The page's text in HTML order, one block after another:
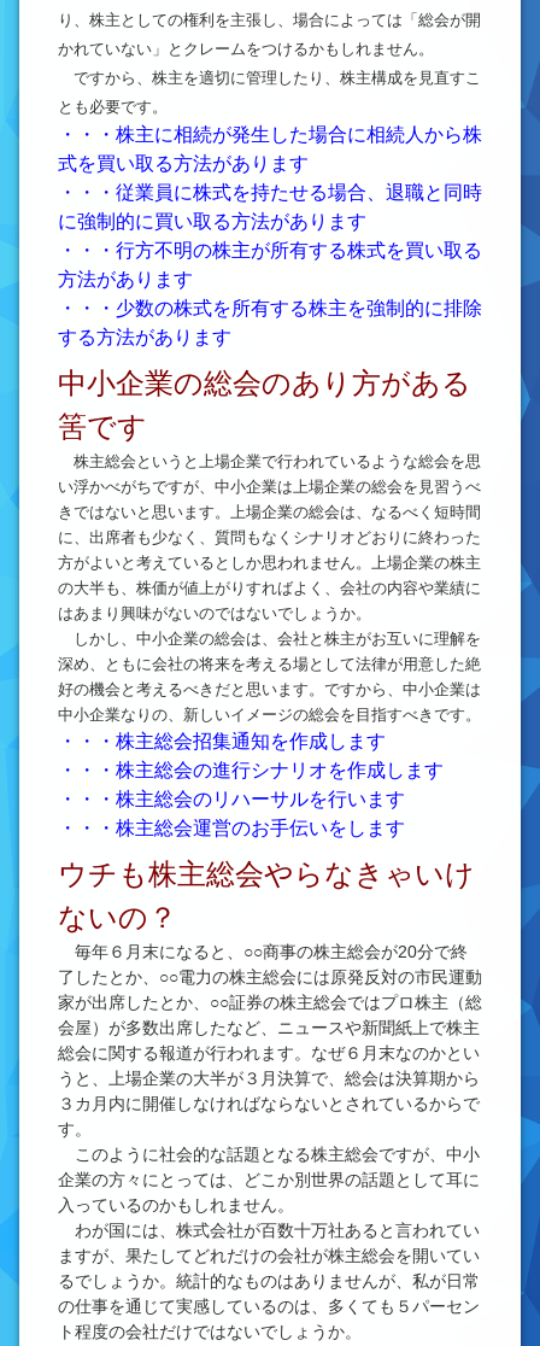
り、株主としての権利を主張し、場合によっては「総会が開
かれていない」とクレームをつけるかもしれません。
ですから、株主を適切に管理したり、株主構成を見直すこ
とも必要です。
・・・株主に相続が発生した場合に相続人から株
式を買い取る方法があります
・・・従業員に株式を持たせる場合、退職と同時
に強制的に買い取る方法があります
・・・行方不明の株主が所有する株式を買い取る
方法があります
・・・少数の株式を所有する株主を強制的に排除
する方法があります
中小企業の総会のあり方がある
筈です
株主総会というと上場企業で行われているような総会を思
い浮かべがちですが、中小企業は上場企業の総会を見習うべ
きではないと思います。上場企業の総会は、なるべく短時間
に、出席者も少なく、質問もなくシナリオどおりに終わった
方がよいと考えているとしか思われません。上場企業の株主
の大半も、株価が値上がりすればよく、会社の内容や業績に
はあまり興味がないのではないでしょうか。
しかし、中小企業の総会は、会社と株主がお互いに理解を
深め、ともに会社の将来を考える場として法律が用意した絶
好の機会と考えるべきだと思います。ですから、中小企業は
中小企業なりの、新しいイメージの総会を目指すべきです。
・・・株主総会招集通知を作成します
・・・株主総会の進行シナリオを作成します
・・・株主総会のリハーサルを行います
・・・株主総会運営のお手伝いをします
ウチも株主総会やらなきゃいけ
ないの？
毎年６月末になると、○○商事の株主総会が20分で終
了したとか、○○電力の株主総会には原発反対の市民運動
家が出席したとか、○○証券の株主総会ではプロ株主（総
会屋）が多数出席したなど、ニュースや新聞紙上で株主
総会に関する報道が行われます。なぜ６月末なのかとい
うと、上場企業の大半が３月決算で、総会は決算期から
３カ月内に開催しなければならないとされているからで
す。
このように社会的な話題となる株主総会ですが、中小
企業の方々にとっては、どこか別世界の話題として耳に
入っているのかもしれません。
わが国には、株式会社が百数十万社あると言われてい
ますが、果たしてどれだけの会社が株主総会を開いてい
るでしょうか。統計的なものはありませんが、私が日常
の仕事を通じて実感しているのは、多くても５パーセン
ト程度の会社だけではないでしょうか。